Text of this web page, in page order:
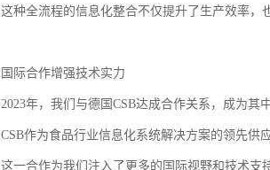
这种全流程的信息化整合不仅提升了生产效率，
国际合作增强技术实力
2023年，我们与德国CSB达成合作关系，成为其
CSB作为食品行业信息化系统解决方案的领先供
这一合作为我们注入了更多的国际视野和技术支